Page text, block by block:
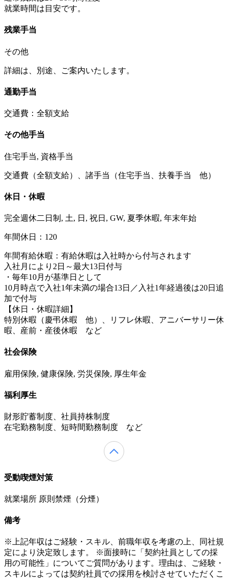
就業時間は目安です。
残業手当
その他
詳細は、別途、ご案内いたします。
通勤手当
交通費：全額支給
その他手当
住宅手当, 資格手当
交通費（全額支給）、諸手当（住宅手当、扶養手当 他）
休日・休暇
完全週休二日制, 土, 日, 祝日, GW, 夏季休暇, 年末年始
年間休日：120
年間有給休暇：有給休暇は入社時から付与されます
入社月により2日～最大13日付与
・毎年10月が基準日として
10月時点で入社1年未満の場合13日／入社1年経過後は20日追
加で付与
【休日・休暇詳細】
特別休暇（慶弔休暇 他）、リフレ休暇、アニバーサリー休
暇、産前・産後休暇 など
社会保険
雇用保険, 健康保険, 労災保険, 厚生年金
福利厚生
財形貯蓄制度、社員持株制度
在宅勤務制度、短時間勤務制度 など
受動喫煙対策
就業場所 原則禁煙（分煙）
備考
※上記年収はご経験・スキル、前職年収を考慮の上、同社規
定により決定致します。 ※面接時に「契約社員としての採
用の可能性」についてご質問があります。理由は、ご経験・
スキルによっては契約社員での採用を検討させていただくこ